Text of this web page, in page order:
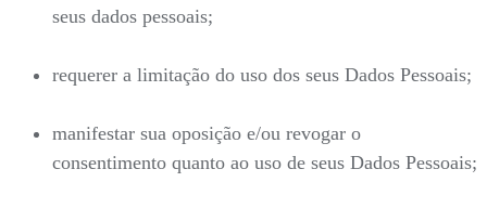
seus dados pessoais;
requerer a limitação do uso dos seus Dados Pessoais;
manifestar sua oposição e/ou revogar o
consentimento quanto ao uso de seus Dados Pessoais;